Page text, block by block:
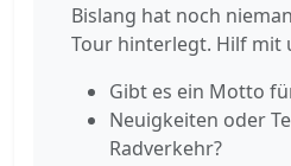
Bislang hat noch
Tour hinterlegt. Hilf mit
Gibt es ein Motto
Neuigkeiten oder
Radverkehr?